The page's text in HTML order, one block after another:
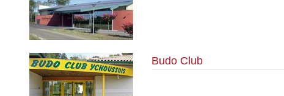
Budo Club